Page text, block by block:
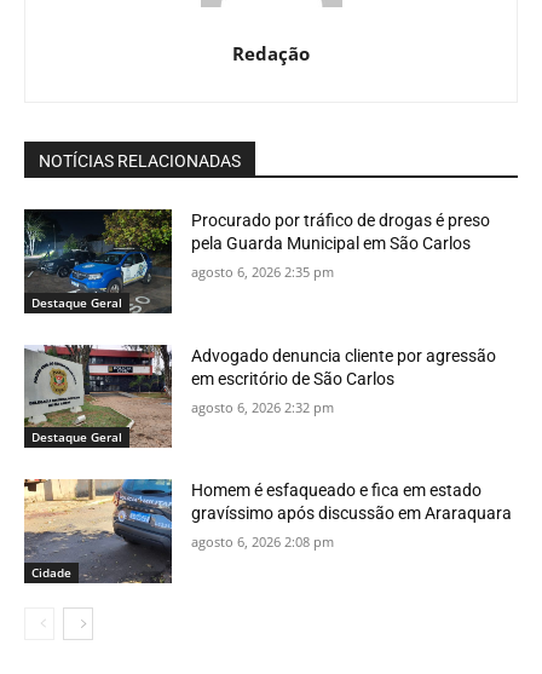
Redação
NOTÍCIAS RELACIONADAS
Destaque Geral
Procurado por tráfico de drogas é preso
pela Guarda Municipal em São Carlos
agosto 6, 2026 2:35 pm
Destaque Geral
Advogado denuncia cliente por agressão
em escritório de São Carlos
agosto 6, 2026 2:32 pm
Cidade
Homem é esfaqueado e fica em estado
gravíssimo após discussão em Araraquara
agosto 6, 2026 2:08 pm